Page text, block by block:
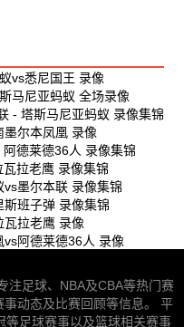
vs悉尼国王 录像
马尼亚蚂蚁 全场录像
- 塔斯马尼亚蚂蚁 录像集锦
尔本凤凰 录像
德莱德36人 录像集锦
拉老鹰 录像集锦
墨尔本联 录像集锦
班子弹 录像集锦
拉老鹰 录像
阿德莱德36人 录像
注足球、NBA及CBA等热门赛
动态及比赛回顾等信息。 平
等足球赛事以及篮球相关赛事